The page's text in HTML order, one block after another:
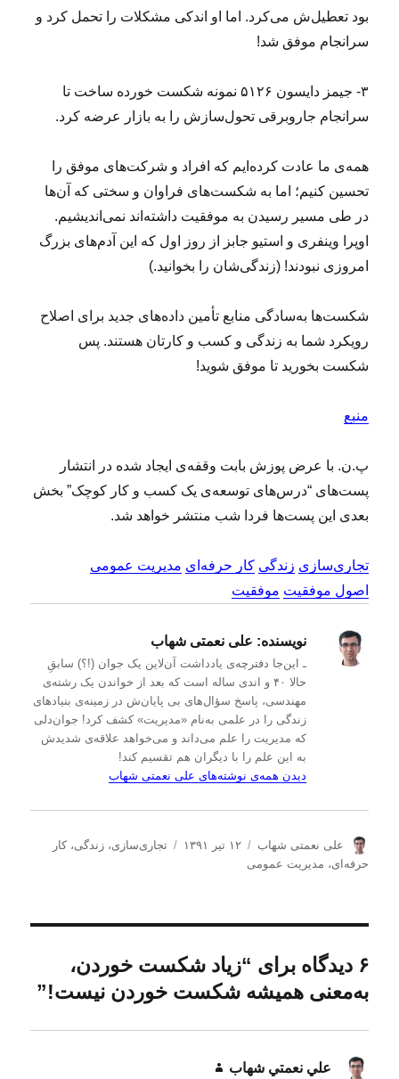
بود تعطیل‌‌ش می‌کرد. اما او اندکی مشکلات را تحمل کرد و
سرانجام موفق شد!
۳- جیمز دایسون ۵۱۲۶ نمونه شکست خورده ساخت تا
سرانجام جاروبرقی تحول‌سازش را به بازار عرضه کرد.
همه‌ی ما عادت کرده‌ایم که افراد و شرکت‌های موفق را
تحسین کنیم؛ اما به شکست‌های فراوان و سختی که آن‌ها
در طی مسیر رسیدن به موفقیت داشته‌اند نمی‌اندیشیم.
اوپرا وینفری و استیو جابز از روز اول که این آدم‌های بزرگ
امروزی نبودند! (زندگی‌شان را بخوانید.)
شکست‌ها به‌سادگی منابع تأمین داده‌های جدید برای اصلاح
رویکرد شما به زندگی و کسب و کارتان هستند. پس
شکست بخورید تا موفق شوید!
منبع
پ.ن. با عرض پوزش بابت وقفه‌ی ایجاد شده در انتشار
پست‌های “درس‌های توسعه‌ی یک کسب و کار کوچک” بخش
بعدی این پست‌ها فردا شب منتشر خواهد شد.
تجاری‌سازی زندگی کار حرفه‌ای مدیریت عمومی
اصول موفقیت موفقیت
نویسنده: علی نعمتی شهاب
ـ این‌جا دفترچه‌ی یادداشت‌ آن‌لاین یک جوان (!؟) سابقِ
حالا ۴۰ و اندی ساله است که بعد از خواندن یک رشته‌ی
مهندسی، پاسخ سؤال‌های بی پایان‌ش در زمینه‌ی بنیادهای
زندگی را در علمی به‌نام «مدیریت» کشف کرد! جوان‌دلی
که مدیریت را علم می‌داند و می‌خواهد علاقه‌ی شدیدش
به این علم را با دیگران هم تقسیم کند!
دیدن همه‌ی نوشته‌های علی نعمتی شهاب
ن
و
علی نعمتی شهاب
ا
ه
د
۱۲ تیر ۱۳۹۱
د
تجاری‌سازی،زندگی،کار
حرفه‌ای، مدیریت عمومی
۶ دیدگاه برای “زیاد شکست خوردن،
به‌معنی همیشه شکست خوردن نیست!”
علي نعمتي شهاب